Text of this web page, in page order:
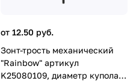
от 12.50 руб.
Зонт-трость механический
"Rainbow" артикул
K25080109, диаметр купола